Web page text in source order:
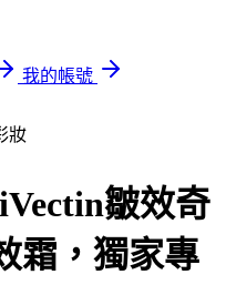
我的帳號
妝
皺效奇
霜，獨家專